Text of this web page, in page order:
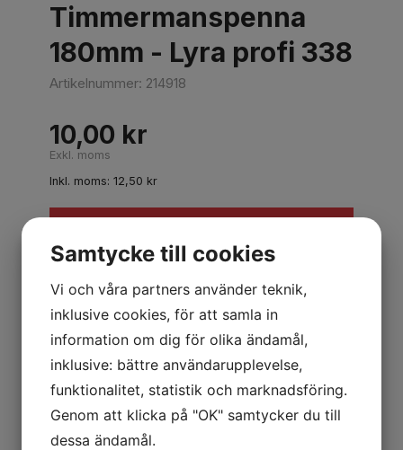
Timmermanspenna
180mm - Lyra profi 338
Artikelnummer: 214918
10,00 kr
Exkl. moms
Inkl. moms: 12,50 kr
Beskrivning
Oval, rödlackerad.
Längd: 180 mm
Samtycke till cookies
Vi och våra partners använder teknik,
inklusive cookies, för att samla in
information om dig för olika ändamål,
inklusive: bättre användarupplevelse,
funktionalitet, statistik och marknadsföring.
Genom att klicka på "OK" samtycker du till
dessa ändamål.